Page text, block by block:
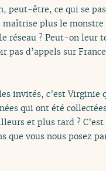
peut-être, ce qui se
maîtrise plus le
réseau ? Peut-on
pas d’appels sur
invités, c’est Virginie
qui ont été
et plus tard ?
que vous nous posez